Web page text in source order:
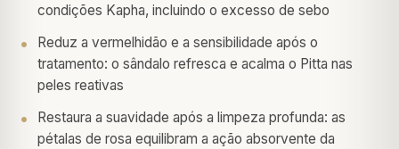
condições Kapha, incluindo o excesso de sebo
Reduz a vermelhidão e a sensibilidade após o
tratamento: o sândalo refresca e acalma o Pitta nas
peles reativas
Restaura a suavidade após a limpeza profunda: as
pétalas de rosa equilibram a ação absorvente da